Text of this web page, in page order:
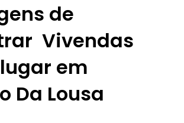
de
Vivendas
em
Da Lousa